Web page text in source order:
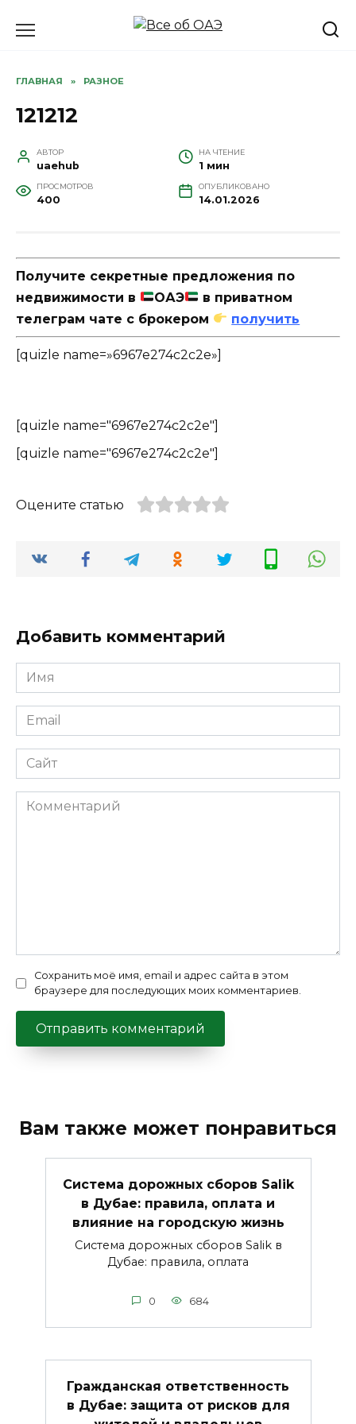
ГЛАВНАЯ » РАЗНОЕ
121212
АВТОР
uaehub
НА ЧТЕНИЕ
1 мин
ПРОСМОТРОВ
400
ОПУБЛИКОВАНО
14.01.2026
Получите секретные предложения по
недвижимости в
ОАЭ
в приватном
телеграм чате с брокером
получить
[quizle name=»6967e274c2c2e»]
[quizle name="6967e274c2c2e"]
[quizle name="6967e274c2c2e"]
Оцените статью
Добавить комментарий
Имя
*
Email
*
Сайт
Комментарий
Сохранить моё имя, email и адрес сайта в этом
браузере для последующих моих комментариев.
Вам также может понравиться
Система дорожных сборов Salik
в Дубае: правила, оплата и
влияние на городскую жизнь
Система дорожных сборов Salik в
Дубае: правила, оплата
0 684
Гражданская ответственность
в Дубае: защита от рисков для